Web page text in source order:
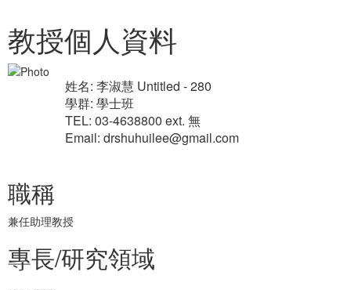
教授個人資料
姓名: 李淑慧 Untitled - 280
學群: 學士班
TEL: 03-4638800 ext. 無
Email: drshuhuilee@gmail.com
職稱
兼任助理教授
專長/研究領域